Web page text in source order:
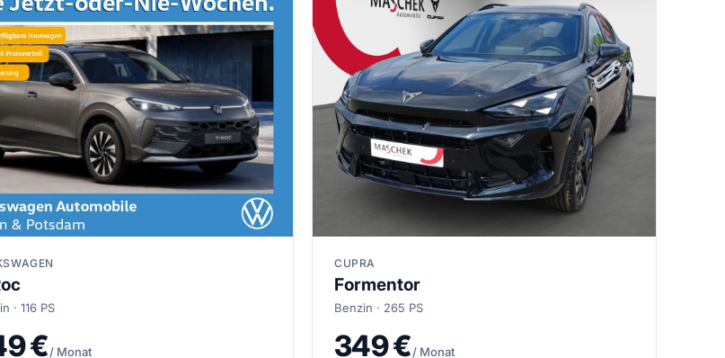
· 116 PS
€/ Monat
CUPRA
Formentor
Benzin · 265 PS
349 €/ Monat